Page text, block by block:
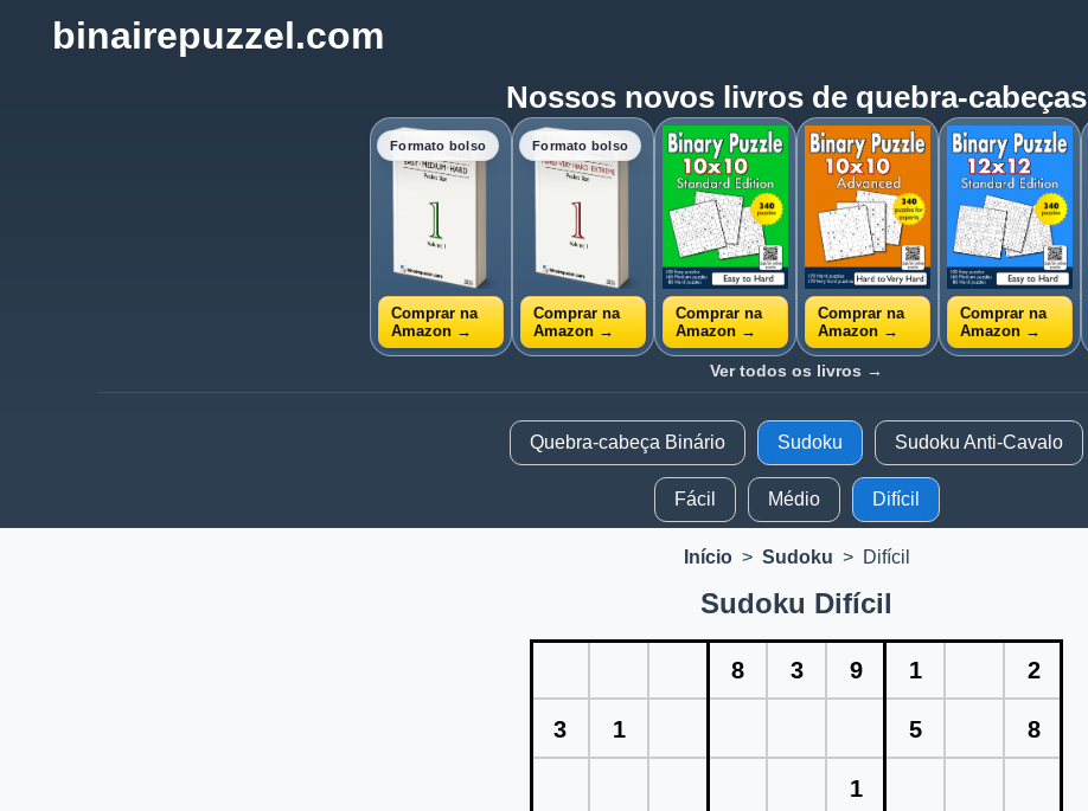
binairepuzzel.com
Nossos novos livros de quebra-cabeças
Formato bolso
Comprar na
Amazon →
Formato bolso
Comprar na
Amazon →
Comprar na
Amazon →
Comprar na
Amazon →
Comprar na
Amazon →
Ver todos os livros →
Quebra-cabeça Binário Sudoku Sudoku Anti-Cavalo
Fácil Médio Difícil
Início > Sudoku > Difícil
Sudoku Difícil
8 3 9 1 2
3 1 5 8
1